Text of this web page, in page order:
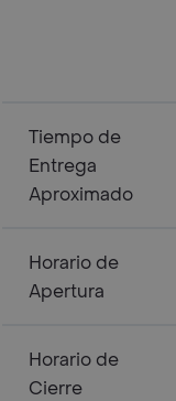
Tiempo de
Entrega
Aproximado
Horario de
Apertura
Horario de
Cierre